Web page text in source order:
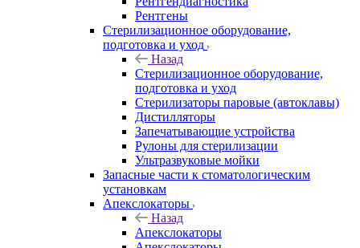
Рентгены
Стерилизационное оборудование,
подготовка и уход
Назад
Стерилизационное оборудование,
подготовка и уход
Стерилизаторы паровые (автоклавы)
Дистилляторы
Запечатывающие устройства
Рулоны для стерилизации
Ультразвуковые мойки
Запасные части к стоматологическим
установкам
Апекслокаторы
Назад
Апекслокаторы